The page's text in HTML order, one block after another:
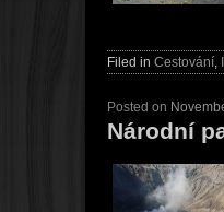
Filed in Cestování,
Posted on
Národní